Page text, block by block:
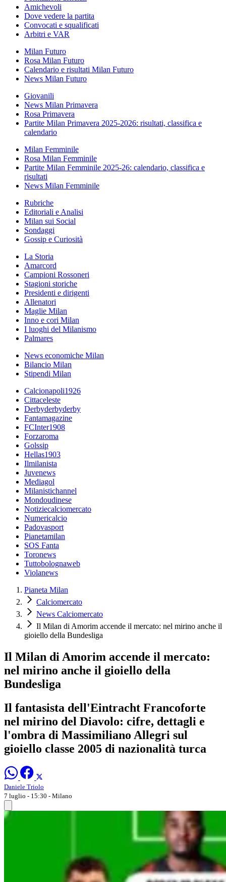
Amichevoli
Dove vedere la partita
Convocati e squalificati
Arbitri e VAR
Milan Futuro
Rosa Milan Futuro
Calendario e risultati Milan Futuro
News Milan Futuro
Giovanili
News Milan Primavera
Rosa Primavera
Partite Milan Primavera 2025-2026: risultati, classifica e
calendario
Milan Femminile
Rosa Milan Femminile
Partite Milan Femminile 2025-26: calendario, classifica e
risultati
News Milan Femminile
Rubriche
Editoriali e Analisi
Milan sui Social
Sondaggi
Gossip e Curiosità
La Storia
Amarcord
Campioni Rossoneri
Stagioni storiche
Presidenti e dirigenti
Allenatori
Maglie Milan
Inno e cori Milan
I luoghi del Milanismo
Palmares
News economiche Milan
Bilancio Milan
Stipendi Milan
Calcionapoli1926
Cittaceleste
Derbyderbyderby
Fantamagazine
FCInter1908
Forzaroma
Golssip
Hellas1903
Ilmilanista
Juvenews
Mediagol
Milanistichannel
Mondoudinese
Notiziecalciomercato
Numericalcio
Padovasport
Pianetamilan
SOS Fanta
Toronews
Tuttobolognaweb
Violanews
Pianeta Milan
Calciomercato
News Calciomercato
Il Milan di Amorim accende il mercato: nel mirino anche il
gioiello della Bundesliga
Il Milan di Amorim accende il mercato:
nel mirino anche il gioiello della
Bundesliga
Il fantasista dell'Eintracht Francoforte
nel mirino del Diavolo: cifre, dettagli e
l'ombra di Massimiliano Allegri sul
gioiello classe 2005 di nazionalità turca
Daniele Triolo
7 luglio - 15:30 - Milano